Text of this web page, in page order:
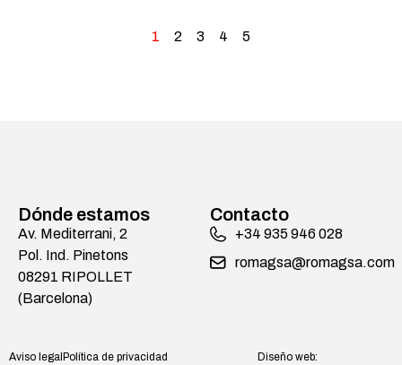
1 2 3 4 5
Dónde estamos
Av. Mediterrani, 2
Pol. Ind. Pinetons
08291 RIPOLLET
(Barcelona)
Contacto
+34 935 946 028
romagsa@romagsa.com
Aviso legal Política de privacidad
Diseño web: